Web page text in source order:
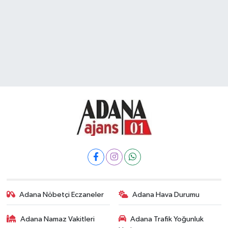
Adana Nöbetçi Eczaneler Adana Hava Durumu
Adana Namaz Vakitleri
Adana Trafik Yoğunluk